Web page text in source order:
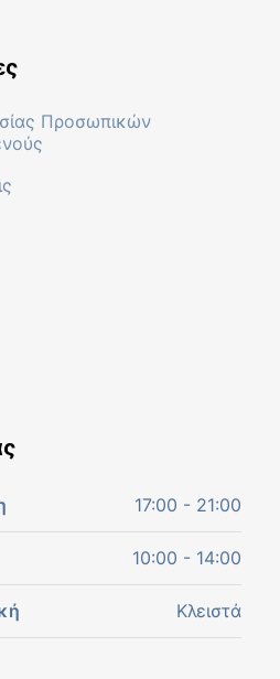
Προσωπικών
17:00 - 21:00
10:00 - 14:00
Κλειστά